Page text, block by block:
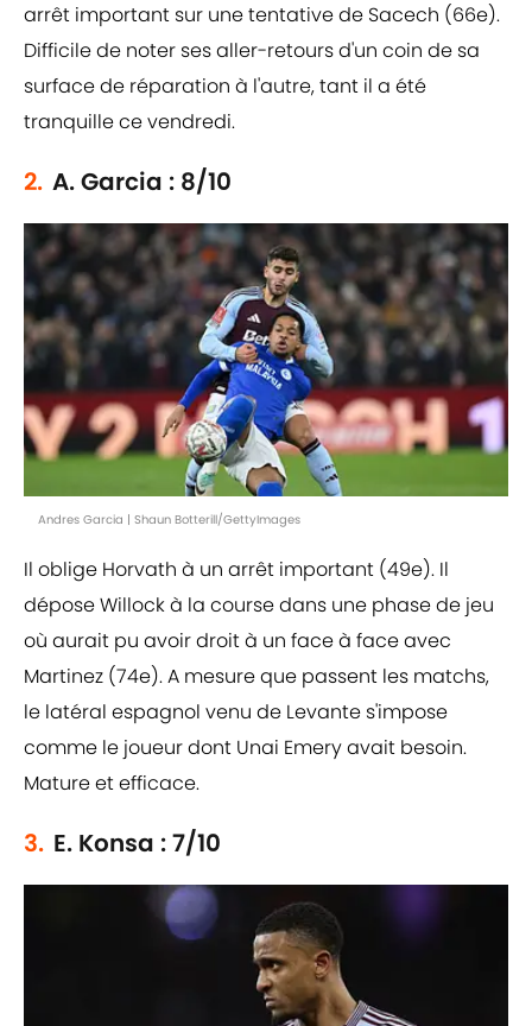
arrêt important sur une tentative de Sacech (66e).
Difficile de noter ses aller-retours d'un coin de sa
surface de réparation à l'autre, tant il a été
tranquille ce vendredi.
2. A. Garcia : 8/10
Andres Garcia | Shaun Botterill/GettyImages
Il oblige Horvath à un arrêt important (49e). Il
dépose Willock à la course dans une phase de jeu
où aurait pu avoir droit à un face à face avec
Martinez (74e). A mesure que passent les matchs,
le latéral espagnol venu de Levante s'impose
comme le joueur dont Unai Emery avait besoin.
Mature et efficace.
3. E. Konsa : 7/10